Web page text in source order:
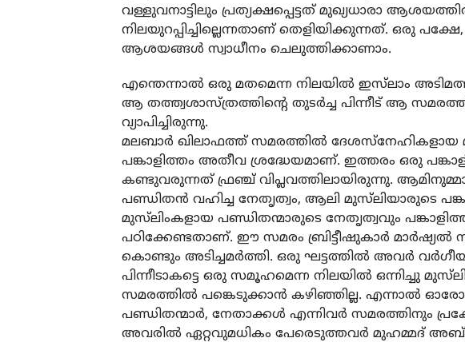
വള്ളുവനാട്ടിലും പ്രത്യക്ഷപ്പെട്ടത് മുഖ്യധാരാ
നിലയുറപ്പിച്ചില്ലെന്നതാണ് തെളിയിക്കുന്നത്. ഒരു
ആശയങ്ങൾ സ്വാധീനം ചെലുത്തിക്കാണാം.
എന്തെന്നാൽ ഒരു മതമെന്ന നിലയിൽ ഇസ്‌ലാം
ആ തത്ത്വശാസ്ത്രത്തിന്റെ തുടർച്ച പിന്നീട് ആ
വ്യാപിച്ചിരുന്നു.
മലബാർ ഖിലാഫത്ത് സമരത്തിൽ ദേശസ്‌നേഹികളായ
പങ്കാളിത്തം അതീവ ശ്രദ്ധേയമാണ്. ഇത്തരം ഒരു
കണ്ടുവരുന്നത് ഫ്രഞ്ച് വിപ്ലവത്തിലായിരുന്നു.
പണ്ഡിതൻ വഹിച്ച നേതൃത്വം, ആലി മുസ്‌ലിയാരുടെ
മുസ്‌ലിംകളായ പണ്ഡിതന്മാരുടെ നേതൃത്വവും
പഠിക്കേണ്ടതാണ്. ഈ സമരം ബ്രിട്ടീഷുകാർ
കൊണ്ടും അടിച്ചമർത്തി. ഒരു ഘട്ടത്തിൽ അവർ
പിന്നീടാകട്ടെ ഒരു സമൂഹമെന്ന നിലയിൽ ഒന്നിച്ചു
സമരത്തിൽ പങ്കെടുക്കാൻ കഴിഞ്ഞില്ല. എന്നാൽ
പണ്ഡിതന്മാർ, നേതാക്കൾ എന്നിവർ സമരത്തിനും
അവരിൽ ഏറ്റവുമധികം പേരെടുത്തവർ മുഹമ്മദ്